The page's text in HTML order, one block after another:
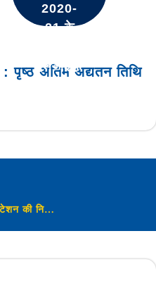
2020-
21 के
एलआईसी
: पृष्ठ अंतिम अद्यतन तिथि
समाचार पत्र के प्रकाशन के लिए कोटेशन की निविदा आमंत्रण